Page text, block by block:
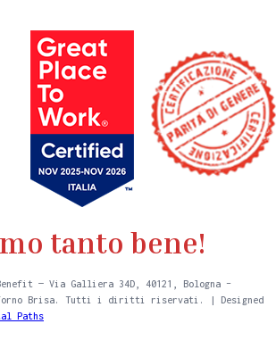
tanto bene!
— Via Galliera 34D, 40121, Bologna –
Forno Brisa. Tutti i diritti riservati. | Designed
Paths